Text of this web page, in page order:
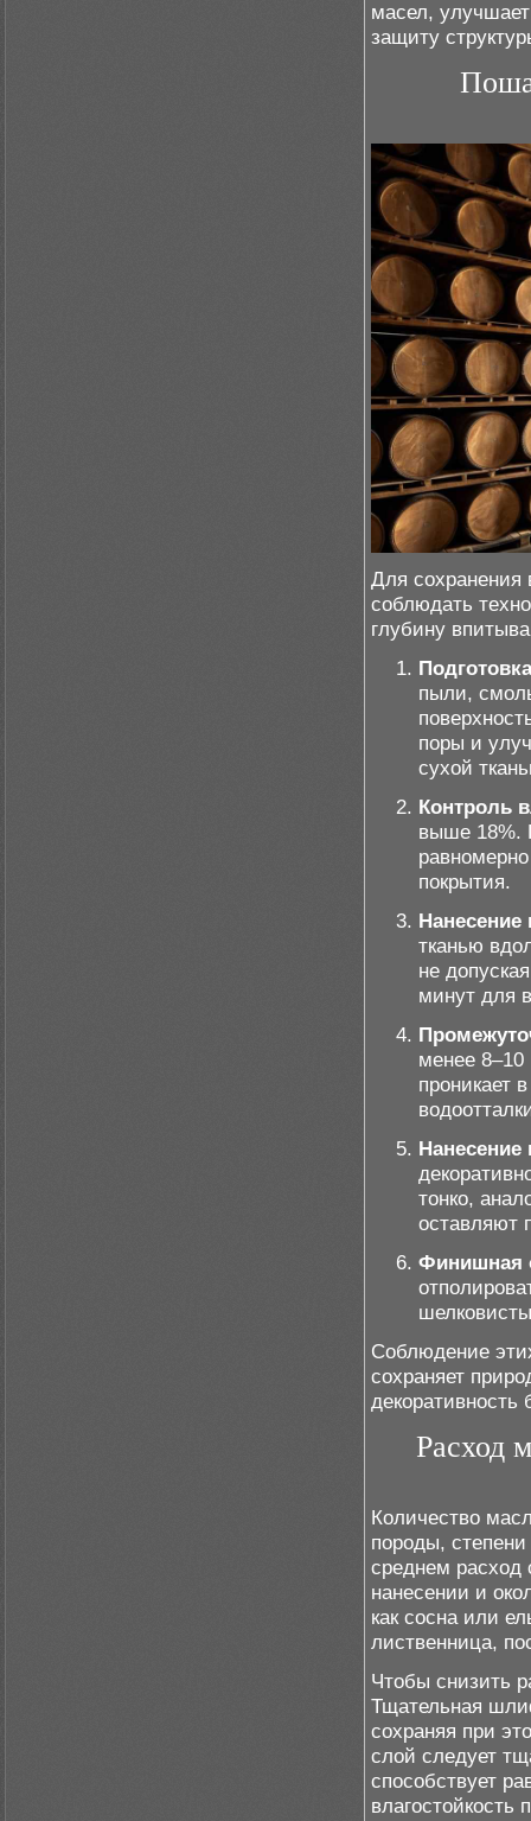
масел,
защиту
Для сохранения
соблюдать
глубину
пыли,
поры и
сухой
Контроль
выше 18%.
покрытия.
Нанесение
тканью
не
минут для
менее 8–10
проникает
Нанесение
тонко,
оставляют
Финишная
Соблюдение
сохраняет
декоративность
Расход
Количество
породы,
среднем расход
нанесении и
как сосна или
лиственница,
Чтобы снизить
Тщательная
сохраняя при
слой следует
способствует